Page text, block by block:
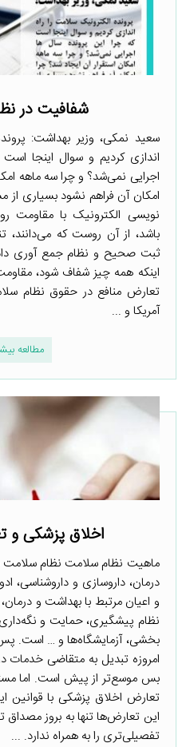
شفافیت در
سعید نمکی، وزیر بهداشت:
اندازی کردیم و سوال اینجا
اجرایی نمی‌شد؟ و چرا سه ماهه
امکان آن فراهم نشود بسیاری
نویسی الکترونیک با مقاومت
باشد، از آن روست که می‌دانند،
ثبت صحیح و نظام جمع آوری
اینکه همه چیز شفاف شود،
تعارض منافع در حقوق نظام
آمریکا و ...
مطالعه
اخلاق پزشکی و
ماهیت نظام سلامت نظام سلامت
درمان، داروسازی و داروشناسی،
و اعیان مرتبط با بهداشت و
نظام پیشگیری، حمایت و
بخشی، آزمایشگاه‌ها و … است. پس
امروزه تبدیل به متقاضی
بس موسع‌تر از پیش است. اما
تعارض اخلاق پزشکی با قوانین
این تعارض‌ها تنها به بروز
تفصیلی‌تری را به همراه ندارد. ...